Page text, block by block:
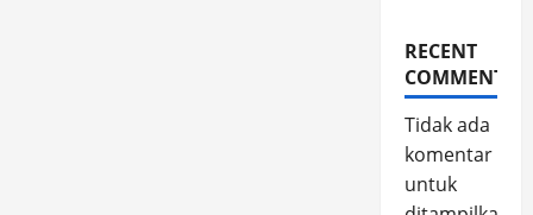
RECENT
COMMENTS
Tidak ada
komentar
untuk